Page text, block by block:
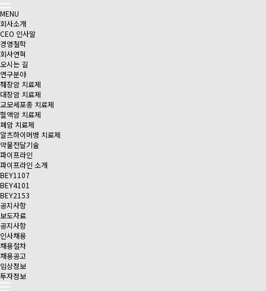
MENU
회사소개
CEO 인사말
경영철학
회사연혁
오시는 길
연구분야
췌장암 치료제
대장암 치료제
교모세포종 치료제
혈액암 치료제
폐암 치료제
알츠하이머병 치료제
약물전달기술
파이프라인
파이프라인 소개
BEY1107
BEY4101
BEY2153
공지사항
보도자료
공지사항
인사채용
채용절차
채용공고
임상정보
투자정보